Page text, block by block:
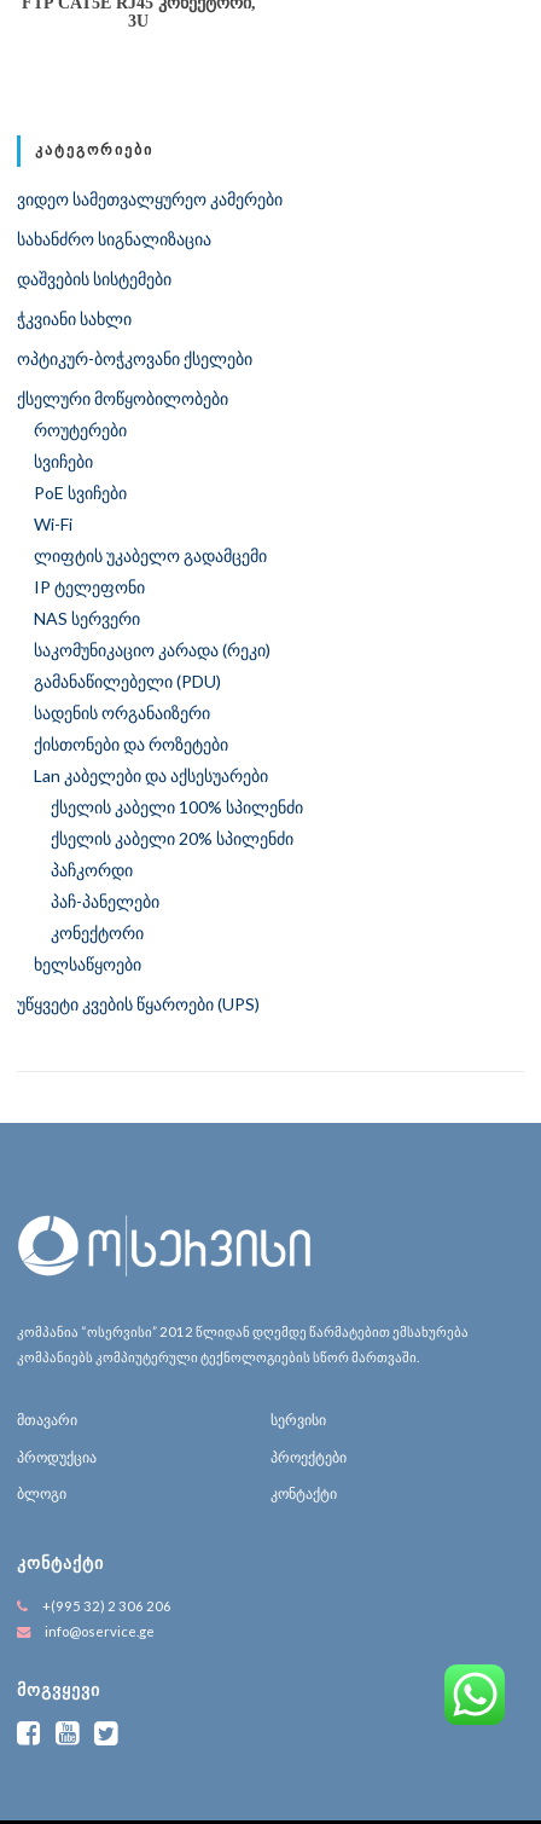
3U
ᲙᲐᲢᲔᲒᲝᲠᲘᲔᲑᲘ
ვიდეო სამეთვალყურეო კამერები
სახანძრო სიგნალიზაცია
დაშვების სისტემები
ჭკვიანი სახლი
ოპტიკურ-ბოჭკოვანი ქსელები
ქსელური მოწყობილობები
როუტერები
სვიჩები
PoE სვიჩები
Wi-Fi
ლიფტის უკაბელო გადამცემი
IP ტელეფონი
NAS სერვერი
საკომუნიკაციო კარადა (რეკი)
გამანაწილებელი (PDU)
სადენის ორგანაიზერი
ქისთონები და როზეტები
Lan კაბელები და აქსესუარები
ქსელის კაბელი 100% სპილენძი
ქსელის კაბელი 20% სპილენძი
პაჩკორდი
პაჩ-პანელები
კონექტორი
ხელსაწყოები
უწყვეტი კვების წყაროები (UPS)
კომპანია “ოსერვისი” 2012 წლიდან დღემდე წარმატებით ემსახურება
კომპანიებს კომპიუტერული ტექნოლოგიების სწორ მართვაში.
მთავარი სერვისი
პროდუქცია პროექტები
ბლოგი კონტაქტი
ᲙᲝᲜᲢᲐᲥᲢᲘ
+(995 32) 2 306 206
info@oservice.ge
ᲛᲝᲒᲕᲧᲔᲕᲘ